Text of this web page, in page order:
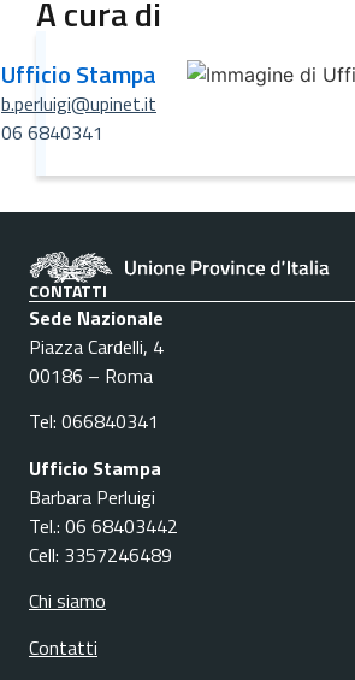
A cura di
Ufficio Stampa
b.perluigi@upinet.it
06 6840341
CONTATTI
Sede Nazionale
Piazza Cardelli, 4
00186 – Roma
Tel: 066840341
Ufficio Stampa
Barbara Perluigi
Tel.: 06 68403442
Cell: 3357246489
Chi siamo
Contatti